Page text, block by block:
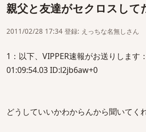
親父と友達がセクロスして
2011/02/28 17:34 登録: えっちな名無しさん
1：以下、VIPPER速報がお送りします
01:09:54.03 ID:l2jb6aw+0
どうしていいかわからんから聞いてく